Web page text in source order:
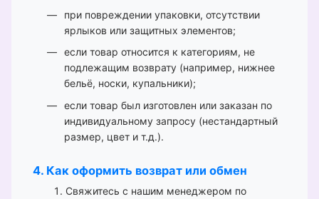
при повреждении упаковки, отсутствии
ярлыков или защитных элементов;
если товар относится к категориям, не
подлежащим возврату (например, нижнее
бельё, носки, купальники);
если товар был изготовлен или заказан по
индивидуальному запросу (нестандартный
размер, цвет и т.д.).
4. Как оформить возврат или обмен
Свяжитесь с нашим менеджером по